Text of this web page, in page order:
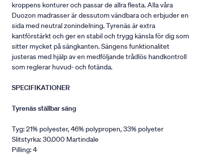
kroppens konturer och passar de allra flesta. Alla våra
Duozon madrasser är dessutom vändbara och erbjuder en
sida med neutral zonindelning. Tyrenäs är extra
kantförstärkt och ger en stabil och trygg känsla för dig som
sitter mycket på sängkanten. Sängens funktionalitet
justeras med hjälp av en medföljande trådlös handkontroll
som reglerar huvud- och fotända.
SPECIFIKATIONER
Tyrenäs ställbar säng
Tyg: 21% polyester, 46% polypropen, 33% polyeter
Slitstyrka: 30.000 Martindale
Pilling: 4